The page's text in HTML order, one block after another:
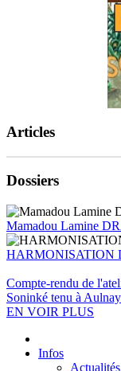
Articles
Dossiers
Mamadou Lamine
HARMONISATION
Compte-rendu de
Soninké tenu à
EN VOIR PLUS
Infos
Actualités